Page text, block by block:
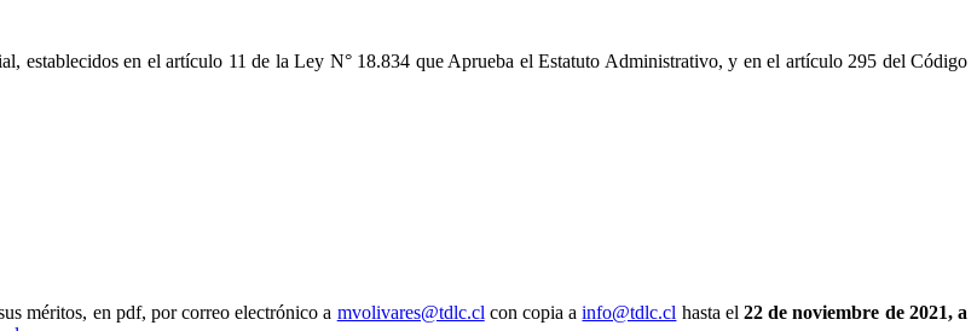
establecidos en el artículo 11 de la Ley N° 18.834 que Aprueba el Estatuto Administrativo, y en el artículo 295 del Código
méritos, en pdf, por correo electrónico a mvolivares@tdlc.clcon copia ainfo@tdlc.cl hasta el22 de noviembre de 2021, a